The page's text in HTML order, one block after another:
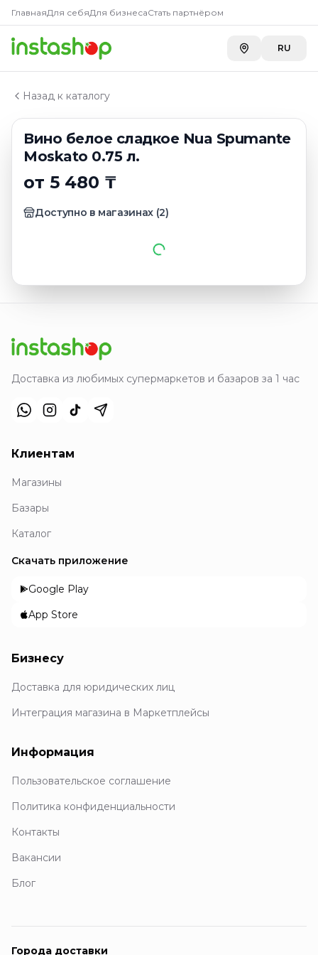
ГлавнаяДля себяДля бизнесаСтать партнёром
RU
Назад к каталогу
Вино белое сладкое Nua Spumante
Moskato 0.75 л.
от 5 480 ₸
Доступно в магазинах (2)
Главная
Каталог
Игристые вина италии
Вино белое сладкое Nua Spumante Moskato 0.75 л.
КупитьВино белое сладкое
Доставка из любимых супермаркетов и базаров за 1 час
Клиентам
Магазины
Базары
Каталог
Скачать приложение
Google Play
App Store
Бизнесу
Доставка для юридических лиц
Интеграция магазина в Маркетплейсы
Информация
Пользовательское соглашение
Политика конфиденциальности
Контакты
Вакансии
Блог
Города доставки